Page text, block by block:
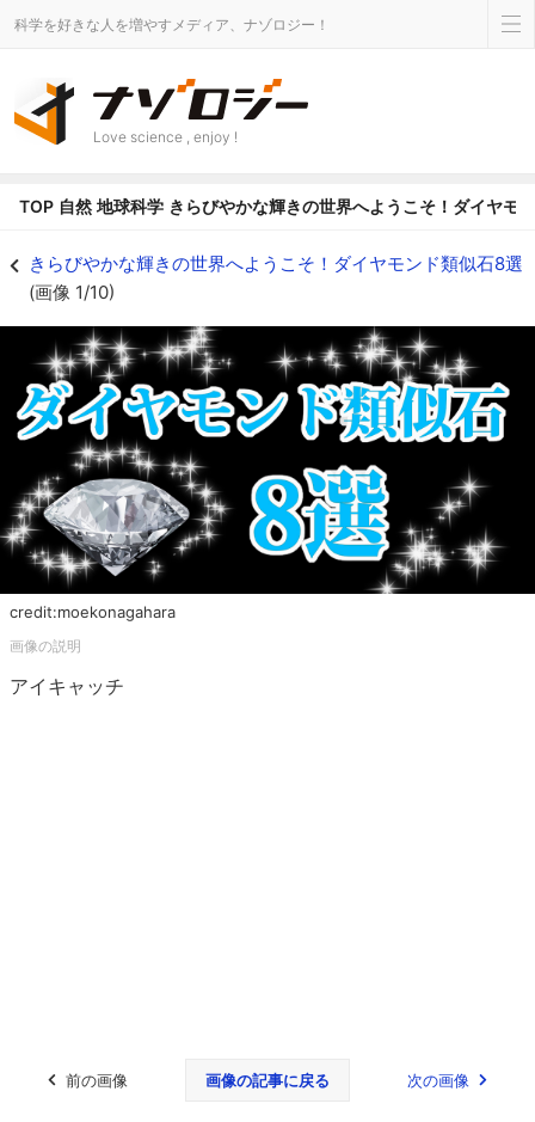
科学を好きな人を増やすメディア、ナゾロジー！
Love science , enjoy !
TOP 自然 地球科学 きらびやかな輝きの世界へようこそ！ダイヤモ
きらびやかな輝きの世界へようこそ！ダイヤモンド類似石8選
(画像 1/10)
credit:moekonagahara
アイキャッチ
前の画像 画像の記事に戻る 次の画像